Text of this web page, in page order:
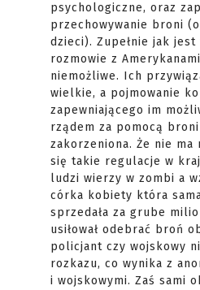
psychologiczne, oraz
przechowywanie broni
dzieci). Zupełnie jak
rozmowie z
niemożliwe. Ich
wielkie, a pojmowanie
zapewniającego im
rządem za pomocą
zakorzeniona. Że nie ma
się takie regulacje w
ludzi wierzy w zombi a
córka kobiety która
sprzedała za grube
usiłował odebrać broń
policjant czy wojskowy
rozkazu, co wynika z
i wojskowymi. Zaś sami